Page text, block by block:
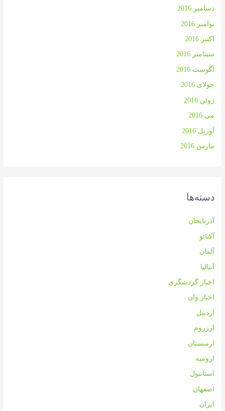
دسامبر 2016
نوامبر 2016
اکتبر 2016
سپتامبر 2016
آگوست 2016
جولای 2016
ژوئن 2016
می 2016
آوریل 2016
مارس 2016
دسته‌ها
آذربایجان
آکتائو
آلمان
آنتالیا
اخبار گردشگری
اخبار وان
اردبیل
ارزروم
ارمنستان
ارومیه
استانبول
اصفهان
ایران